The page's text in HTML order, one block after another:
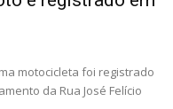
motocicleta foi registrado
da Rua José Felício